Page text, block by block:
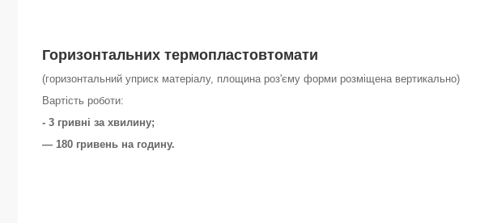
Горизонтальних термопластовтомати
(горизонтальний уприск матеріалу, площина роз'єму форми розміщена вертикально)
Вартість роботи:
- 3 гривні за хвилину;
— 180 гривень на годину.